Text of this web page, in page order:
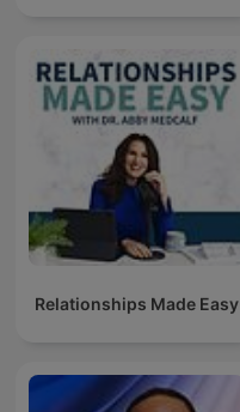
Relationships Made Easy